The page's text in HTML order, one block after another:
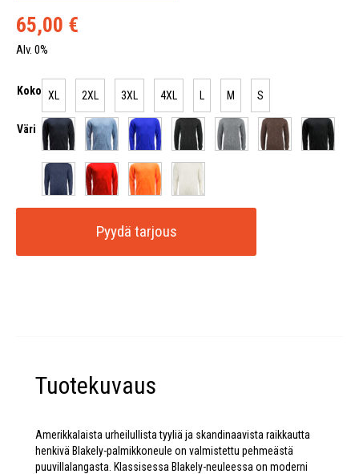
65,00 €
Alv. 0%
Koko XL 2XL 3XL 4XL L M S
Väri
Pyydä tarjous
Tuotekuvaus
Amerikkalaista urheilullista tyyliä ja skandinaavista raikkautta
henkivä Blakely-palmikkoneule on valmistettu pehmeästä
puuvillalangasta. Klassisessa Blakely-neuleessa on moderni